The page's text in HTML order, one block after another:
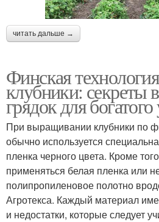
читать дальше →
Финская
клубники: секреты
грядок для
При выращивании клубники по
обычно используется
пленка черного цвета. Кроме
применяться белая пленка или
полипропиленовое полотно
Агротекса. Каждый материал
и недостатки, которые следует